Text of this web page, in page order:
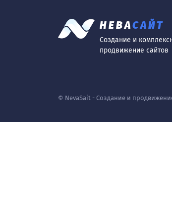
НЕВАСАЙТ
Создание и
продвижение сайтов
© NevaSait - Создание и